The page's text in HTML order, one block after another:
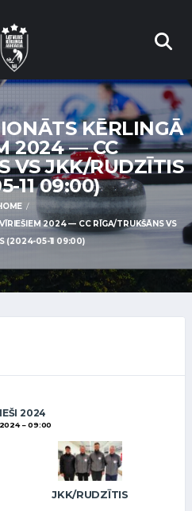
KĒRLINGĀ
2024 — CC
VS JKK/RUDZĪTIS
11 09:00)
2024 — CC RĪGA/TRUKŠĀNS VS
(2024-05-11 09:00)
2024
09:00
JKK/RUDZĪTIS